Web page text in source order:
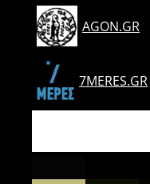
AGON.GR
7MERES.GR